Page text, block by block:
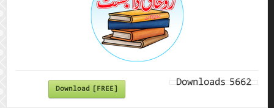
Download [FREE] 5662
Downloads